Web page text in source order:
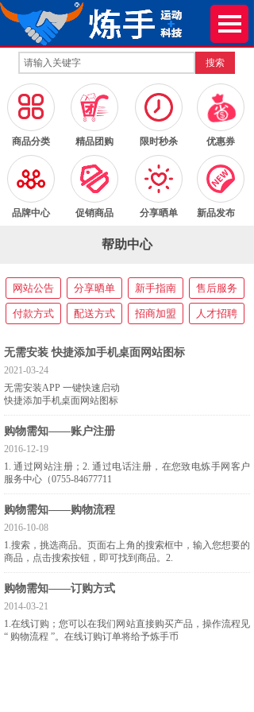
搜索
按钮文本
新品发布
优惠券
限时秒杀
分享晒单
按钮文本
按钮文本 按钮文本 按钮文本
按钮文本
品牌中心 促销商品
商品分类 精品团购
按钮文本 按钮文本
帮助中心
网站公告 分享晒单 新手指南 售后服务
付款方式 配送方式 招商加盟 人才招聘
无需安装 快捷添加手机桌面网站图标
2021-03-24
无需安装APP 一键快速启动
快捷添加手机桌面网站图标
购物需知——账户注册
2016-12-19
1. 通过网站注册；​2. 通过电话注册，在您致电炼手网客户
服务中心（0755-84677711
购物需知——购物流程
2016-10-08
​1.搜索，挑选商品。页面右上角的搜索框中，输入您想要的
商品，点击搜索按钮，即可找到商品。​2.
购物需知——订购方式
2014-03-21
1.在线订购；您可以在我们网站直接购买产品，操作流程见
“ 购物流程 ”。在线订购订单将给予炼手币